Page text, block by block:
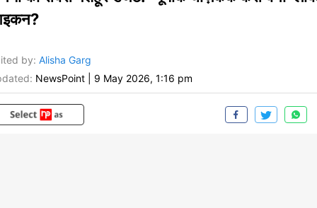
by: Alisha Garg
NewsPoint 9 May 2026, 1:16 pm